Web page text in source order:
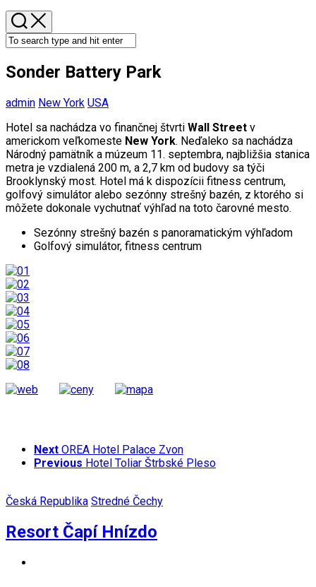
Sonder Battery Park
admin New York USA
Hotel sa nachádza vo finančnej štvrti Wall Street v
americkom veľkomeste New York. Neďaleko sa nachádza
Národný pamätník a múzeum 11. septembra, najbližšia stanica
metra je vzdialená 200 m, a 2,7 km od budovy sa týči
Brooklynský most. Hotel má k dispozícii fitness centrum,
golfový simulátor alebo sezónny strešný bazén, z ktorého si
môžete dokonale vychutnať výhľad na toto čarovné mesto.
Sezónny strešný bazén s panoramatickým výhľadom
Golfový simulátor, fitness centrum
Next OREA Hotel Palace Zvon
Previous Hotel Toliar Štrbské Pleso
Česká Republika Stredné Čechy
Resort Čapí Hnízdo